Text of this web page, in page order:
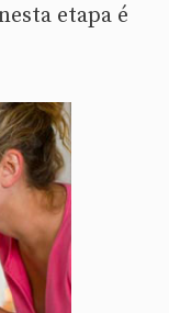
etapa é